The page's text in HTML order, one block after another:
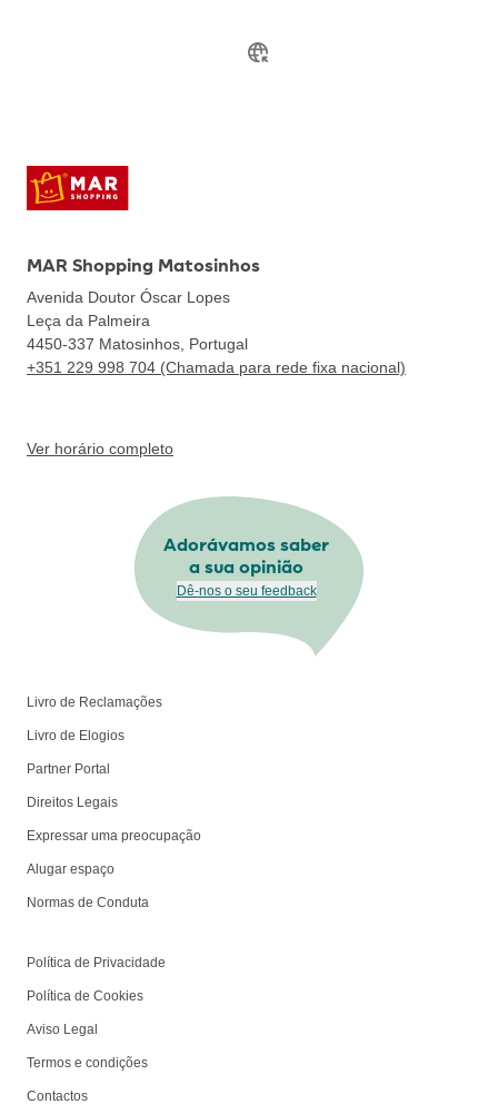
MAR Shopping Matosinhos
Avenida Doutor Óscar Lopes
Leça da Palmeira
4450-337 Matosinhos, Portugal
+351 229 998 704 (Chamada para rede fixa nacional)
Ver horário completo
Adorávamos saber
a sua opinião
Dê-nos o seu feedback
Livro de Reclamações
Livro de Elogios
Partner Portal
Direitos Legais
Expressar uma preocupação
Alugar espaço
Normas de Conduta
Política de Privacidade
Política de Cookies
Aviso Legal
Termos e condições
Contactos